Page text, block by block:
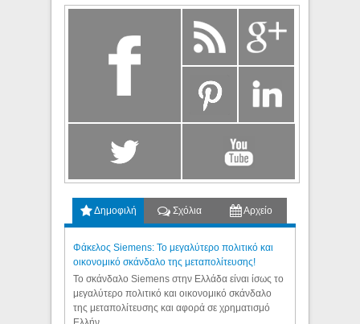
Δημοφιλή Σχόλια Αρχείο
Φάκελος Siemens: Το μεγαλύτερο πολιτικό και
οικονομικό σκάνδαλο της μεταπολίτευσης!
Το σκάνδαλο Siemens στην Ελλάδα είναι ίσως το
μεγαλύτερο πολιτικό και οικονομικό σκάνδαλο
της μεταπολίτευσης και αφορά σε χρηματισμό